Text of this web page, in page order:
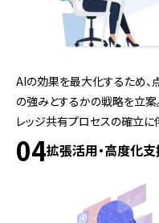
AIの効果を最大化するため、
の強みとするかの戦略を立
レッジ共有プロセスの確立に
04拡張活用・高度化